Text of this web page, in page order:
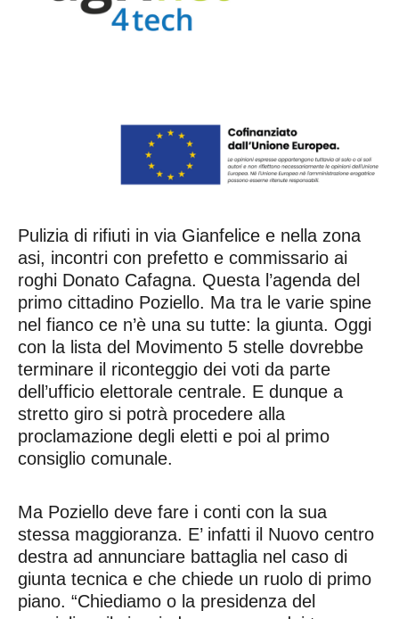
Pulizia di rifiuti in via Gianfelice e nella zona
asi, incontri con prefetto e commissario ai
roghi Donato Cafagna. Questa l’agenda del
primo cittadino Poziello. Ma tra le varie spine
nel fianco ce n’è una su tutte: la giunta. Oggi
con la lista del Movimento 5 stelle dovrebbe
terminare il riconteggio dei voti da parte
dell’ufficio elettorale centrale. E dunque a
stretto giro si potrà procedere alla
proclamazione degli eletti e poi al primo
consiglio comunale.
Ma Poziello deve fare i conti con la sua
stessa maggioranza. E’ infatti il Nuovo centro
destra ad annunciare battaglia nel caso di
giunta tecnica e che chiede un ruolo di primo
piano. “Chiediamo o la presidenza del